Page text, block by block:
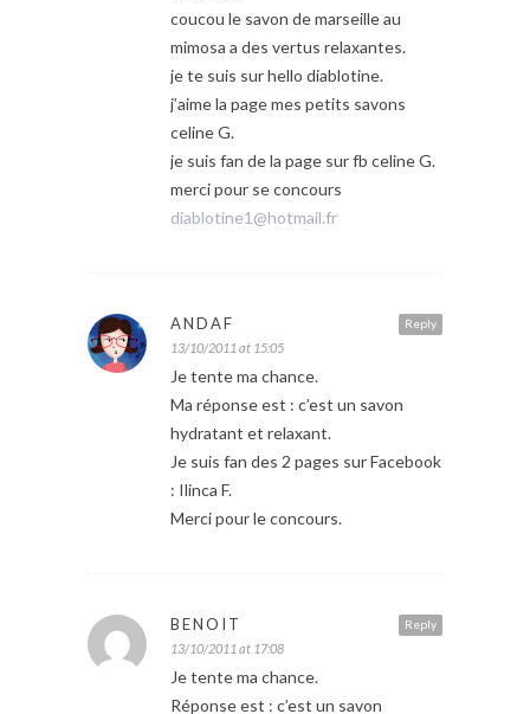
coucou le savon de marseille au
mimosa a des vertus relaxantes.
je te suis sur hello diablotine.
j’aime la page mes petits savons
celine G.
je suis fan de la page sur fb celine G.
merci pour se concours
diablotine1@hotmail.fr
Reply
ANDAF
13/10/2011 at 15:05
Je tente ma chance.
Ma réponse est : c’est un savon
hydratant et relaxant.
Je suis fan des 2 pages sur Facebook
: Ilinca F.
Merci pour le concours.
Reply
BENOIT
13/10/2011 at 17:08
Je tente ma chance.
Réponse est : c’est un savon